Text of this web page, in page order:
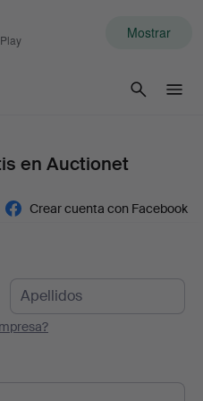
Mostrar
en Auctionet
Crear cuenta con Facebook